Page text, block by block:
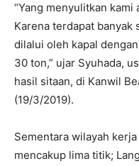
“Yang menyulitkan
Karena terdapat banyak
dilalui oleh kapal
30 ton,” ujar Syuhada,
hasil sitaan, di Kanwil
(19/3/2019).
Sementara wilayah
mencakup lima titik;